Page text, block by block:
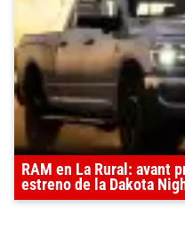
RAM en La Rural: avant
estreno de la Dakota